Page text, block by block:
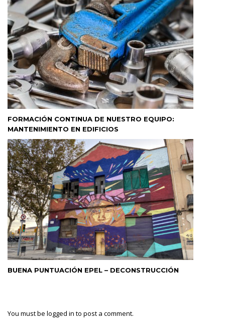
FORMACIÓN CONTINUA DE NUESTRO EQUIPO:
MANTENIMIENTO EN EDIFICIOS
BUENA PUNTUACIÓN EPEL – DECONSTRUCCIÓN
You must be logged in to post a comment.